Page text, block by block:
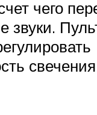
чего
звуки.